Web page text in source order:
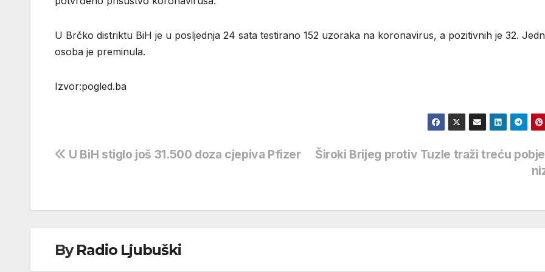
U Brčko distriktu BiH je u posljednja 24 sata testirano 152 uzoraka na koronavirus, a pozitivnih je 32.
osoba je preminula.
Izvor:pogled.ba
Navigacija
Široki Brijeg protiv Tuzle traži treću
U BiH stiglo još 31.500 doza cjepiva Pfizer
ByRadio Ljubuški